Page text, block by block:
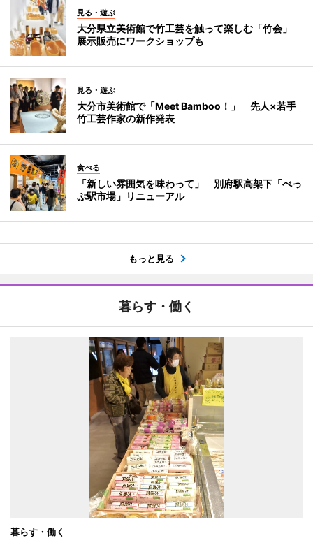
見る・遊ぶ
大分県立美術館で竹工芸を触って楽しむ「竹会」
展示販売にワークショップも
見る・遊ぶ
大分市美術館で「Meet Bamboo！」 先人×若手
竹工芸作家の新作発表
食べる
「新しい雰囲気を味わって」 別府駅高架下「べっ
ぷ駅市場」リニューアル
もっと見る
暮らす・働く
暮らす・働く